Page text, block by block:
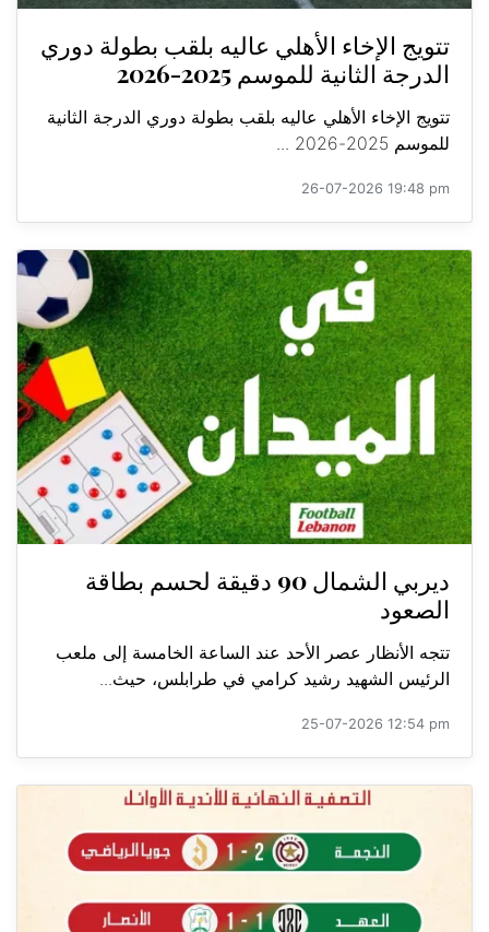
تتويج الإخاء الأهلي عاليه بلقب بطولة دوري
الدرجة الثانية للموسم 2025-2026
تتويج الإخاء الأهلي عاليه بلقب بطولة دوري الدرجة الثانية
للموسم 2025-2026 ...
26-07-2026 19:48 pm
ديربي الشمال 90 دقيقة لحسم بطاقة
الصعود
تتجه الأنظار عصر الأحد عند الساعة الخامسة إلى ملعب
الرئيس الشهيد رشيد كرامي في طرابلس، حيث...
25-07-2026 12:54 pm